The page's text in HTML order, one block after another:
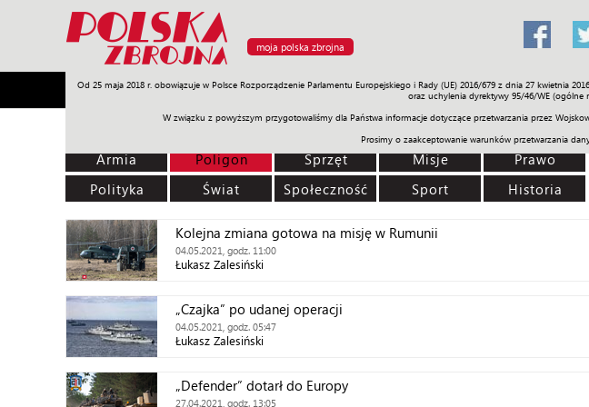
moja polska zbrojna
Od 25 maja 2018 r. obowiązuje w Polsce Rozporządzenie Parlamentu Europejskiego i Rady (UE) 2016/679 z dnia 27
oraz uchylenia dyrektywy 95/46/WE (ogólne
W związku z powyższym przygotowaliśmy dla Państwa informacje dotyczące przetwarzania przez
Prosimy o zaakceptowanie warunków przetwarzania
Armia Poligon Sprzęt Misje Polityka Prawo Świat Społeczność Sport
Armia Poligon Sprzęt Misje
Prawo
Polityka
Świat Społeczność Sport Historia
Kolejna zmiana gotowa na misję w Rumunii
04.05.2021, godz. 11:00
Łukasz Zalesiński
„Czajka” po udanej operacji
04.05.2021, godz. 05:47
Łukasz Zalesiński
„Defender” dotarł do Europy
27.04.2021, godz. 13:05